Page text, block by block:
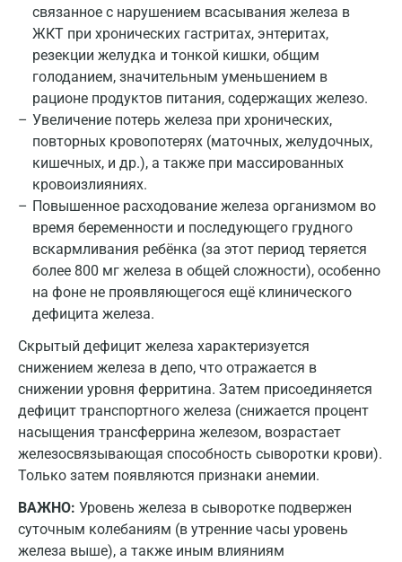
связанное с нарушением всасывания железа в
ЖКТ при хронических гастритах, энтеритах,
резекции желудка и тонкой кишки, общим
голоданием, значительным уменьшением в
рационе продуктов питания, содержащих железо.
Увеличение потерь железа при хронических,
повторных кровопотерях (маточных, желудочных,
кишечных, и др.), а также при массированных
кровоизлияниях.
Повышенное расходование железа организмом во
время беременности и последующего грудного
вскармливания ребёнка (за этот период теряется
более 800 мг железа в общей сложности), особенно
на фоне не проявляющегося ещё клинического
дефицита железа.
Скрытый дефицит железа характеризуется
снижением железа в депо, что отражается в
снижении уровня ферритина. Затем присоединяется
дефицит транспортного железа (снижается процент
насыщения трансферрина железом, возрастает
железосвязывающая способность сыворотки крови).
Только затем появляются признаки анемии.
ВАЖНО: Уровень железа в сыворотке подвержен
суточным колебаниям (в утренние часы уровень
железа выше), а также иным влияниям
Новокузнецк
Новороссийск
Новосибирск
Ногинск
Обнинск
Одинцово
Омск
Орел
Оренбург
Орехово-Зуево
Павловский посад
Пенза
Пермь
Петрозаводск
Подольск
Псков